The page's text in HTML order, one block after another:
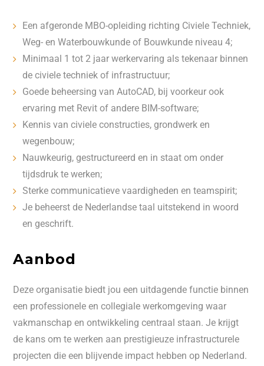
Een afgeronde MBO-opleiding richting Civiele Techniek,
Weg- en Waterbouwkunde of Bouwkunde niveau 4;
Minimaal 1 tot 2 jaar werkervaring als tekenaar binnen
de civiele techniek of infrastructuur;
Goede beheersing van AutoCAD, bij voorkeur ook
ervaring met Revit of andere BIM-software;
Kennis van civiele constructies, grondwerk en
wegenbouw;
Nauwkeurig, gestructureerd en in staat om onder
tijdsdruk te werken;
Sterke communicatieve vaardigheden en teamspirit;
Je beheerst de Nederlandse taal uitstekend in woord
en geschrift.
Aanbod
Deze organisatie biedt jou een uitdagende functie binnen
een professionele en collegiale werkomgeving waar
vakmanschap en ontwikkeling centraal staan. Je krijgt
de kans om te werken aan prestigieuze infrastructurele
projecten die een blijvende impact hebben op Nederland.